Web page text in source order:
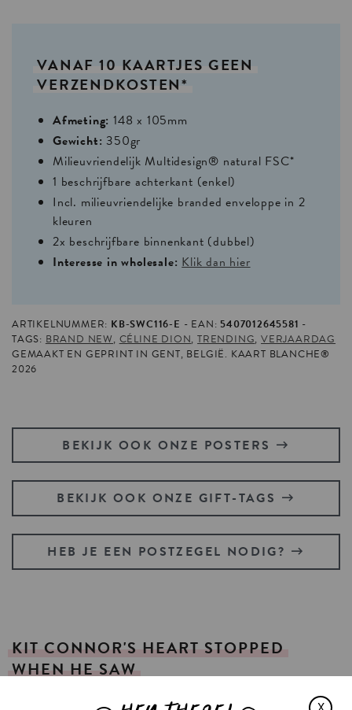
VANAF 10 KAARTJES GEEN
VERZENDKOSTEN*
Afmeting: 148 x 105mm
Gewicht: 350gr
Milieuvriendelijk Multidesign® natural FSC*
1 beschrijfbare achterkant (enkel)
Incl. milieuvriendelijke branded enveloppe in 2
kleuren
2x beschrijfbare binnenkant (dubbel)
Interesse in wholesale: Klik dan hier
ARTIKELNUMMER: KB-SWC116-E EAN: 5407012645581
TAGS: BRAND NEW, CÉLINE DION,TRENDING,VERJAARDAG
GEMAAKT EN GEPRINT IN GENT, BELGIË. KAART BLANCHE®
2026
BEKIJK OOK ONZE POSTERS
BEKIJK OOK ONZE GIFT-TAGS
HEB JE EEN POSTZEGEL NODIG?
KIT CONNOR'S HEART STOPPED
WHEN HE SAW